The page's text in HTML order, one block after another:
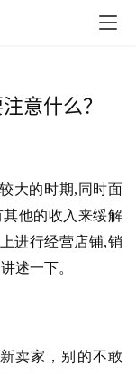
意什么？
大的时期,同时面
他的收入来绥解
进行经营店铺,销
述一下。
卖家，别的不敢